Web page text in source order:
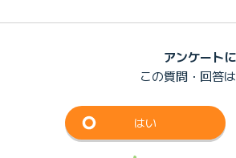
アンケート
この質問・回答は
はい